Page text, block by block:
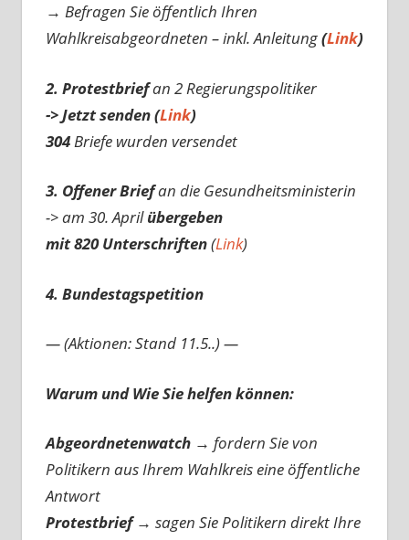
→ Befragen Sie öffentlich Ihren
Wahlkreisabgeordneten – inkl. Anleitung(Link)
2. Protestbriefan 2 Regierungspolitiker
-> Jetzt senden (Link)
304Briefe wurden versendet
3. Offener Briefan die Gesundheitsministerin
-> am 30. Aprilübergeben
mit 820 Unterschriften(Link)
4. Bundestagspetition
— (Aktionen: Stand 11.5..) —
Warum und Wie Sie helfen können:
Abgeordnetenwatch → fordern Sie von
Politikern aus Ihrem Wahlkreis eine öffentliche
Antwort
Protestbrief → sagen Sie Politikern direkt Ihre